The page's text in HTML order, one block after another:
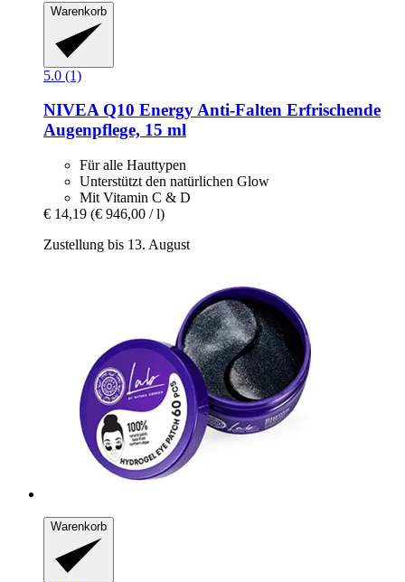
Warenkorb
5.0 (1)
NIVEAQ10 Energy Anti-​Falten Erfrischende
Augenpflege, 15 ml
Für alle Hauttypen
Unterstützt den natürlichen Glow
Mit Vitamin C & D
€ 14,19 (€ 946,00 / l)
Zustellung bis 13. August
Warenkorb